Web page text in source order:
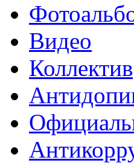
Видео
Коллектив